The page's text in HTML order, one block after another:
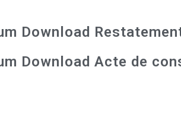
Download
Download Acte de